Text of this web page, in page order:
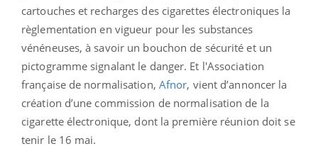
cartouches et recharges des cigarettes électroniques la
règlementation en vigueur pour les substances
vénéneuses, à savoir un bouchon de sécurité et un
pictogramme signalant le danger. Et l'Association
française de normalisation, Afnor, vient d’annoncer la
création d’une commission de normalisation de la
cigarette électronique, dont la première réunion doit se
tenir le 16 mai.